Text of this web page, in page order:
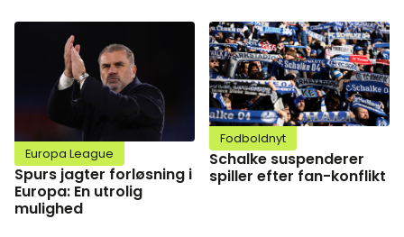
Europa League
Spurs jagter forløsning i
Europa: En utrolig
mulighed
Fodboldnyt
Schalke suspenderer
spiller efter fan-konflikt